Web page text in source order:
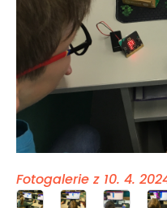
Fotogalerie z 10. 4.